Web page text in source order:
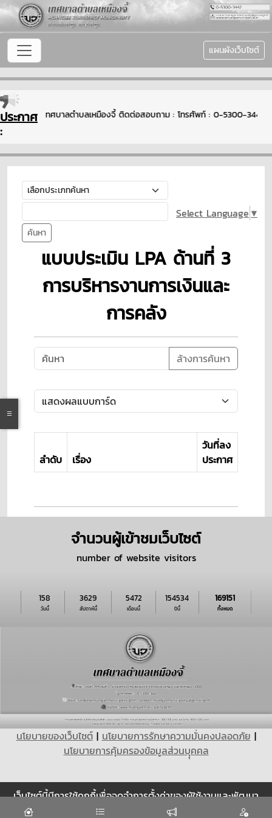
แผนผังเว็บไซต์
ประกาศ
:
นรับเข้าสู่เทศบาลตำบลเหมืองจี้ ติดต่อสอบถาม : โทรศัพท์ : 0-5300-3442
ค้นหา
Select Language ▼
แบบประเมิน LPA ด้านที่ 3
การบริหารงานการเงินและ
การคลัง
ล้างการค้นหา
ลำดับ เรื่อง
วันที่ลง
ประกาศ
จำนวนผู้เข้าชมเว็บไซต์
number of website visitors
วันนี้
158
สัปดาห์นี้
3629
เดือนนี้
5472
ปีนี้
154534
ทั้งหมด
169151
นโยบายของเว็บไซต์| นโยบายการรักษาความมั่นคงปลอดภัย |
นโยบายการคุ้มครองข้อมูลส่วนบุุคคล
Cookie
เว็บไซต์นี้มีการใช้คุกกี้เพื่อจดจำการตั้งค่าของผู้ใช้งานและพัฒนา
ประสบการณ์การใช้งานของคุณให้ดียิ่งขึ้น